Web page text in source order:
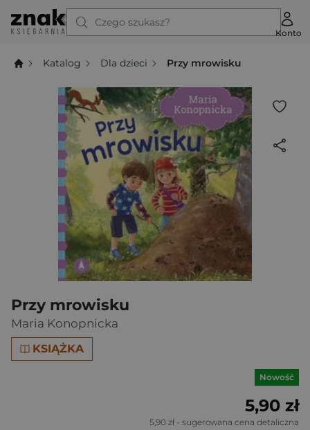
Czego szukasz?
Konto
Katalog Dla dzieci Przy mrowisku
Przy mrowisku
Maria Konopnicka
KSIĄŻKA
Nowość
5,90 zł
5,90 zł - sugerowana cena detaliczna